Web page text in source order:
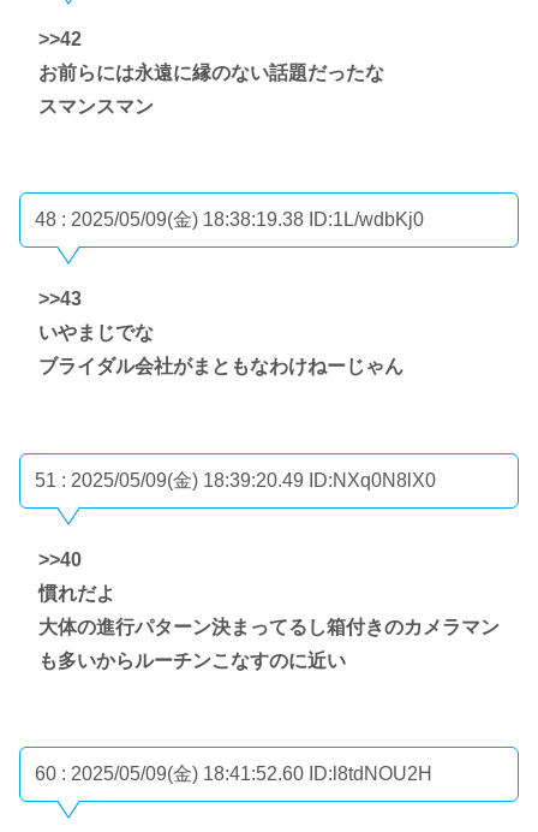
>>42
お前らには永遠に縁のない話題だったな
スマンスマン
48 : 2025/05/09(金) 18:38:19.38 ID:1L/wdbKj0
>>43
いやまじでな
ブライダル会社がまともなわけねーじゃん
51 : 2025/05/09(金) 18:39:20.49 ID:NXq0N8lX0
>>40
慣れだよ
大体の進行パターン決まってるし箱付きのカメラマン
も多いからルーチンこなすのに近い
60 : 2025/05/09(金) 18:41:52.60 ID:l8tdNOU2H